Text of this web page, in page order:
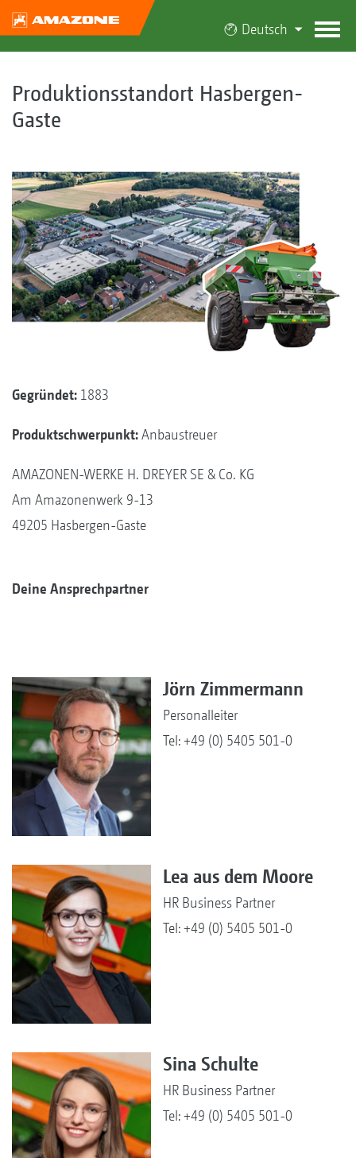
Deutsch
Produktionsstandort Hasbergen-
Gaste
Gegründet: 1883
Produktschwerpunkt:Anbaustreuer
AMAZONEN-WERKE H. DREYER SE & Co. KG
Am Amazonenwerk 9-13
49205 Hasbergen-Gaste
Deine Ansprechpartner
Jörn Zimmermann
Personalleiter
Tel: +49 (0) 5405 501-0
Lea aus dem Moore
HR Business Partner
Tel: +49 (0) 5405 501-0
Sina Schulte
HR Business Partner
Tel: +49 (0) 5405 501-0